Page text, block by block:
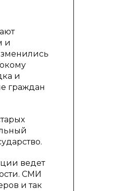
и
и
граждан
ведет
СМИ
и так